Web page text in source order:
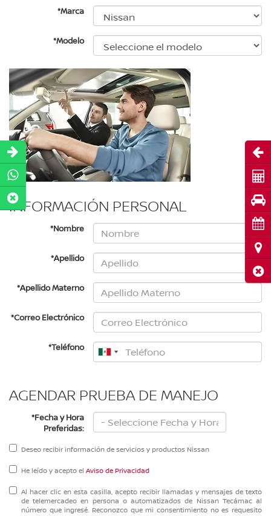
*Marca
*Modelo
INFORMACIÓN PERSONAL
*Nombre
*Apellido
*Apellido Materno
*Correo Electrónico
*Teléfono
AGENDAR PRUEBA DE MANEJO
*Fecha y Hora
Preferidas:
Deseo recibir información de servicios y productos Nissan
He leído y acepto el Aviso de Privacidad
Al hacer clic en esta casilla, acepto recibir llamadas y mensajes de texto
de telemercadeo en persona o automatizados de Nissan Tecámac al
número que ingresé. Reconozco que mi consentimiento no es requesito